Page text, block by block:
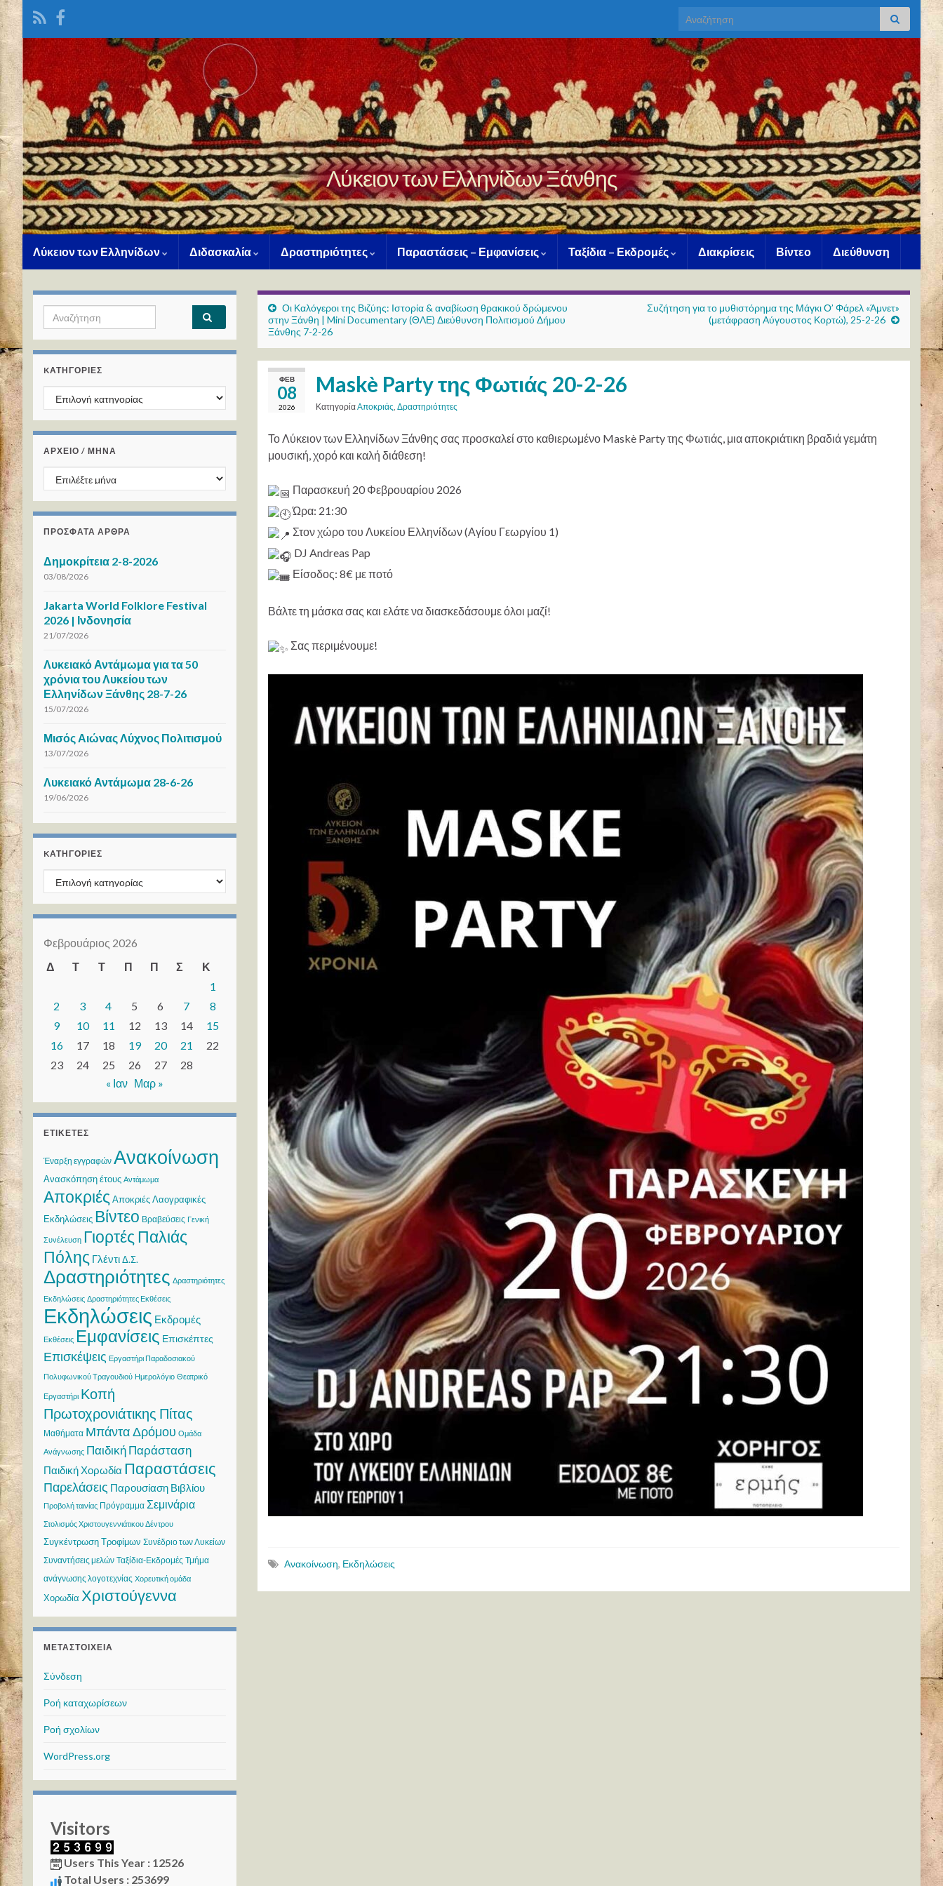
Search for:
Λύκειον των Ελληνίδων Ξάνθης
Λύκειον των Ελληνίδων Διδασκαλία Δραστηριότητες Παραστάσεις – Εμφανίσεις Ταξίδια – Εκδρομές Διακρίσεις Βίντεο Διεύθυνση
Οι Καλόγεροι της Βιζύης: Ιστορία & αναβίωση θρακικού δρώμενου
στην Ξάνθη | Mini Documentary (ΘΛΕ) Διεύθυνση Πολιτισμού Δήμου
Ξάνθης 7-2-26
Συζήτηση για το μυθιστόρημα της Μάγκι Ο’ Φάρελ «Άμνετ»
(μετάφραση Αύγουστος Κορτώ), 25-2-26
ΦΕΒ
08
2026
Maskè Party της Φωτιάς 20-2-26
ΚατηγορίαΑποκριάς, Δραστηριότητες
Το Λύκειον των Ελληνίδων Ξάνθης σας προσκαλεί στο καθιερωμένο Maskè Party της Φωτιάς, μια αποκριάτικη βραδιά γεμάτη
μουσική, χορό και καλή διάθεση!
Παρασκευή 20 Φεβρουαρίου 2026
Ώρα: 21:30
Στον χώρο του Λυκείου Ελληνίδων (Αγίου Γεωργίου 1)
DJ Andreas Pap
Είσοδος: 8€ με ποτό
Βάλτε τη μάσκα σας και ελάτε να διασκεδάσουμε όλοι μαζί!
Σας περιμένουμε!
Ανακοίνωση, Εκδηλώσεις
Search for:
KΑΤΗΓΟΡΊΕΣ
Kατηγορίες
ΑΡΧΕΙΟ / ΜΗΝΑ
ΑΡΧΕΙΟ / ΜΗΝΑ
ΠΡΌΣΦΑΤΑ ΆΡΘΡΑ
Δημοκρίτεια 2-8-2026
03/08/2026
Jakarta World Folklore Festival
2026 | Ινδονησία
21/07/2026
Λυκειακό Αντάμωμα για τα 50
χρόνια του Λυκείου των
Ελληνίδων Ξάνθης 28-7-26
15/07/2026
Μισός Αιώνας Λύχνος Πολιτισμού
13/07/2026
Λυκειακό Αντάμωμα 28-6-26
19/06/2026
KΑΤΗΓΟΡΊΕΣ
Kατηγορίες
Φεβρουάριος 2026
Δ
Τ Τ Π Π Σ
Κ
1
2
3 4 5 6 7
8
9
10 11 12 13 14
15
16
17 18 19 20 21
22
23
24 25 26 27
28
« Ιαν Μαρ »
ΕΤΙΚΈΤΕΣ
Έναρξη εγγραφών Ανακοίνωση
Ανασκόπηση έτους Αντάμωμα
Αποκριές Αποκριές Λαογραφικές
Εκδηλώσεις Βίντεο Βραβεύσεις Γενική
Συνέλευση Γιορτές Παλιάς
Πόλης ΓλέντιΔ.Σ.
Δραστηριότητες Δραστηριότητες
Εκδηλώσεις Δραστηριότητες Εκθέσεις
Εκδηλώσεις Εκδρομές
Εκθέσεις Εμφανίσεις Επισκέπτες
Επισκέψεις Εργαστήρι Παραδοσιακού
Πολυφωνικού Τραγουδιού Ημερολόγιο Θεατρικό
Εργαστήρι Κοπή
Πρωτοχρονιάτικης Πίτας
Μαθήματα Μπάντα Δρόμου Ομάδα
Ανάγνωσης Παιδική Παράσταση
Παιδική Χορωδία Παραστάσεις
Παρελάσεις Παρουσίαση Βιβλίου
Προβολή ταινίας Πρόγραμμα Σεμινάρια
Στολισμός Χριστουγεννιάτικου Δέντρου
Συγκέντρωση Τροφίμων Συνέδριο των Λυκείων
Συναντήσεις μελών Ταξίδια-Εκδρομές Τμήμα
ανάγνωσης λογοτεχνίας Χορευτική ομάδα
Χορωδία Χριστούγεννα
ΜΕΤΑΣΤΟΙΧΕΊΑ
Σύνδεση
Ροή καταχωρίσεων
Ροή σχολίων
WordPress.org
Visitors
Users This Year : 12526
Total Users : 253699